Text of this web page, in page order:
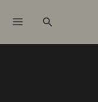
contenido
Buscar